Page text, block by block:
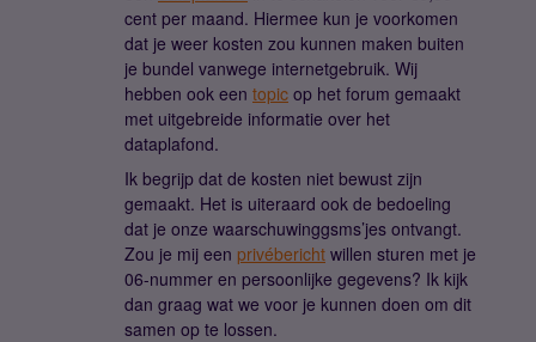
cent per maand. Hiermee kun je voorkomen
dat je weer kosten zou kunnen maken buiten
je bundel vanwege internetgebruik. Wij
hebben ook een topic op het forum gemaakt
met uitgebreide informatie over het
dataplafond.
Ik begrijp dat de kosten niet bewust zijn
gemaakt. Het is uiteraard ook de bedoeling
dat je onze waarschuwinggsms’jes ontvangt.
Zou je mij een privébericht willen sturen met je
06-nummer en persoonlijke gegevens? Ik kijk
dan graag wat we voor je kunnen doen om dit
samen op te lossen.